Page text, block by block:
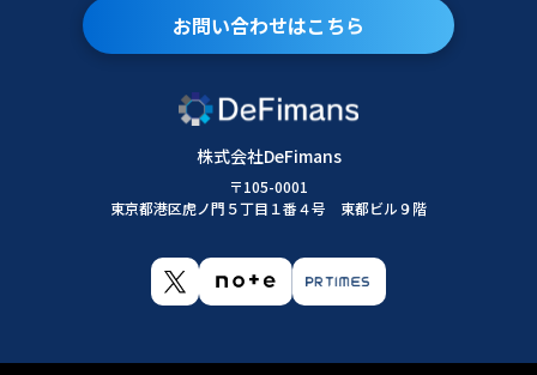
株式会社DeFimans
〒105-0001
東京都港区虎ノ門５丁目１番４号 東都ビル９階
お問い合わせはこちら